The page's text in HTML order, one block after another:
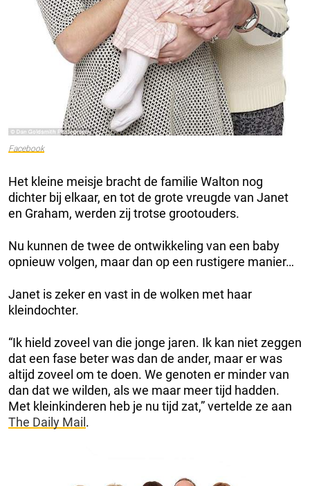
Facebook
Het kleine meisje bracht de familie Walton nog
dichter bij elkaar, en tot de grote vreugde van Janet
en Graham, werden zij trotse grootouders.
Nu kunnen de twee de ontwikkeling van een baby
opnieuw volgen, maar dan op een rustigere manier…
Janet is zeker en vast in de wolken met haar
kleindochter.
“Ik hield zoveel van die jonge jaren. Ik kan niet zeggen
dat een fase beter was dan de ander, maar er was
altijd zoveel om te doen. We genoten er minder van
dan dat we wilden, als we maar meer tijd hadden.
Met kleinkinderen heb je nu tijd zat,” vertelde ze aan
The Daily Mail .